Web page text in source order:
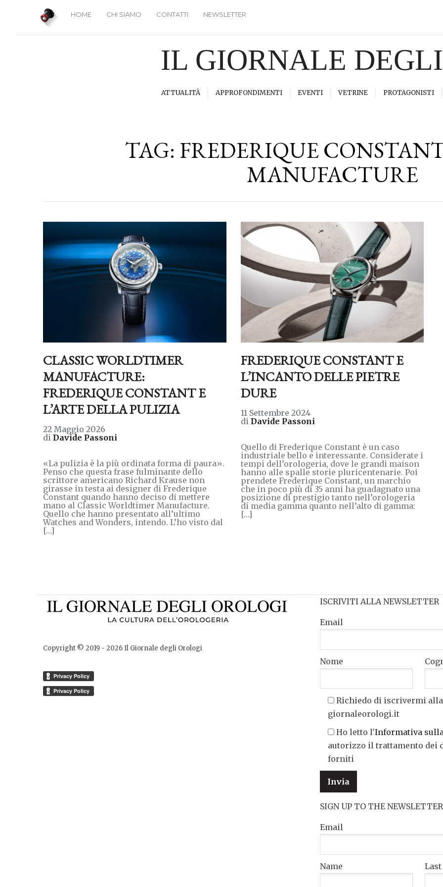
HOME CHI SIAMO CONTATTI NEWSLETTER
IL GIORNALE
ATTUALITÀ APPROFONDIMENTI EVENTI VETRINE PROTAGONISTI
TAG: FREDERIQUE
MANUFACTURE
CLASSIC WORLDTIMER
MANUFACTURE:
FREDERIQUE CONSTANT E
L’ARTE DELLA PULIZIA
22 Maggio 2026
di Davide Passoni
«La pulizia è la più ordinata forma di paura».
Penso che questa frase fulminante dello
scrittore americano Richard Krause non
girasse in testa ai designer di Frederique
Constant quando hanno deciso di mettere
mano al Classic Worldtimer Manufacture.
Quello che hanno presentato all’ultimo
Watches and Wonders, intendo. L’ho visto dal
[…]
FREDERIQUE CONSTANT E
L’INCANTO DELLE PIETRE
DURE
11 Settembre 2024
di Davide Passoni
Quello di Frederique Constant è un caso
industriale bello e interessante. Considerate i
tempi dell’orologeria, dove le grandi maison
hanno alle spalle storie pluricentenarie. Poi
prendete Frederique Constant, un marchio
che in poco più di 35 anni ha guadagnato una
posizione di prestigio tanto nell’orologeria
di media gamma quanto nell’alto di gamma:
[…]
Copyright © 2019 - 2026Il Giornale degli Orologi
ISCRIVITI ALLA NEWSLETTER
Email
Nome
Richiedo di iscrivermi
giornaleorologi.it
Ho letto l'Informativa
autorizzo il trattamento dei
forniti
SIGN UP TO THE NEWSLETTER
Email
Name Last